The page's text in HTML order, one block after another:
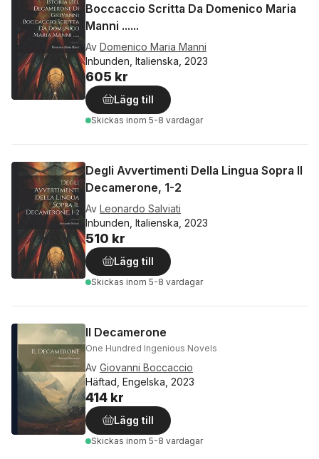
Boccaccio Scritta Da Domenico Maria
Manni ......
Av Domenico Maria Manni
Inbunden, Italienska, 2023
605 kr
Lägg till
Skickas inom 5-8 vardagar
Degli Avvertimenti Della Lingua Sopra Il
Decamerone, 1-2
Av Leonardo Salviati
Inbunden, Italienska, 2023
510 kr
Lägg till
Skickas inom 5-8 vardagar
Il Decamerone
One Hundred Ingenious Novels
Av Giovanni Boccaccio
Häftad, Engelska, 2023
414 kr
Lägg till
Skickas inom 5-8 vardagar